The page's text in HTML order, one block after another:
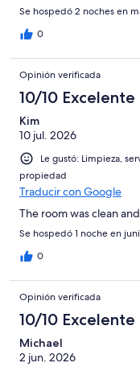
Se hospedó 2 noches en
0
Opinión verificada
10/10 Excelente
Kim
10 jul. 2026
Le gustó: Limpieza,
propiedad
Traducir con Google
The room was clean
Se hospedó 1 noche en
0
Opinión verificada
10/10 Excelente
Michael
2 jun. 2026